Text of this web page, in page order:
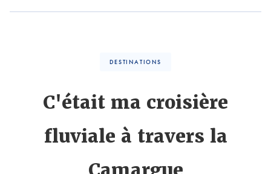
DESTINATIONS
C'était ma croisière
fluviale à travers la